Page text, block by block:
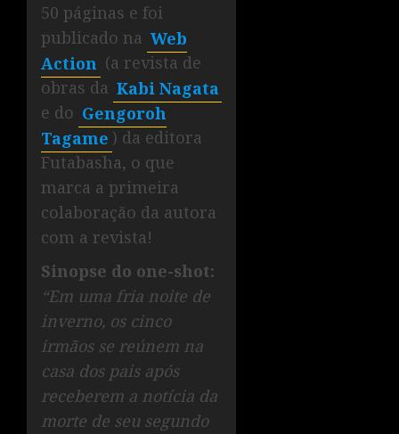
50 páginas e foi
publicado na Web
Action (a revista de
obras da Kabi Nagata
e do Gengoroh
Tagame ) da editora
Futabasha, o que
marca a primeira
colaboração da autora
com a revista!
Sinopse do one-shot:
“Em uma fria noite de
inverno, os cinco
irmãos se reúnem na
casa dos pais após
receberem a notícia da
morte de seu segundo